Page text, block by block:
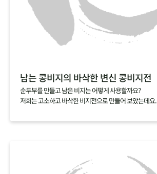
남는 콩비지의 바삭한 변신 콩비지전
순두부를 만들고 남은 비지는 어떻게 사용할까요?
저희는 고소하고 바삭한 비지전으로 만들어 보았는데요.